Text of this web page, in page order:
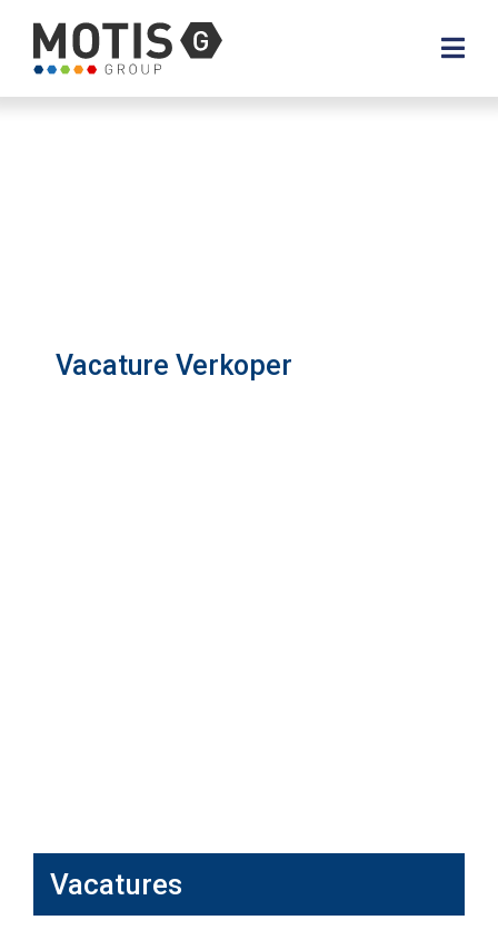
Vacature Verkoper
Vacatures